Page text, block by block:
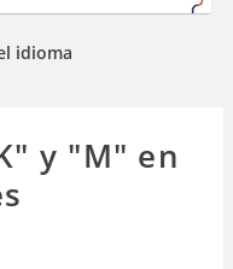
idioma
y "M" en